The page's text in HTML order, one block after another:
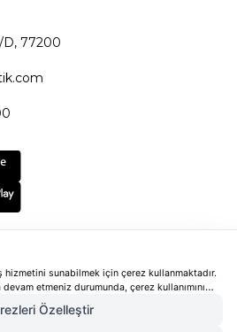
D, 77200
hizmetini sunabilmek için çerez kullanmaktadır.
etmeniz durumunda, çerez kullanımını
Çerezler hakkında daha fazla bilgi ve nasıl
içintıklayınız
Özelleştir